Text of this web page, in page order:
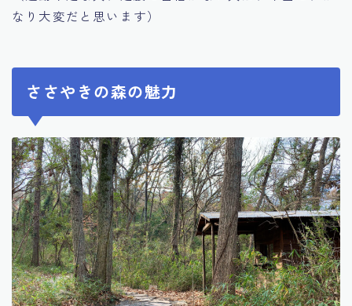
なり大変だと思います）
ささやきの森の魅力